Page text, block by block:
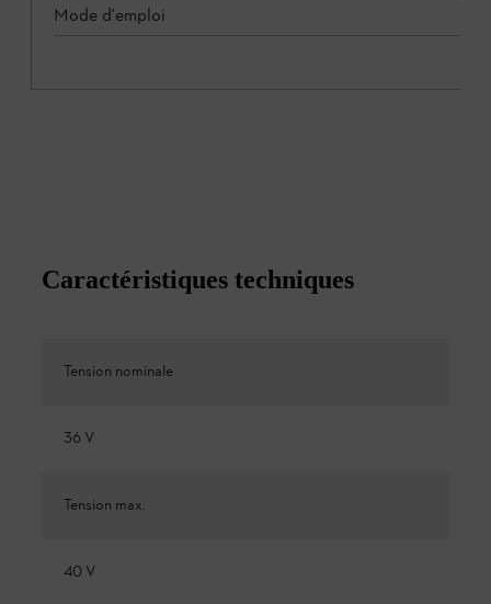
Mode d'emploi
Caractéristiques techniques
Tension nominale
36 V
Tension max.
40 V